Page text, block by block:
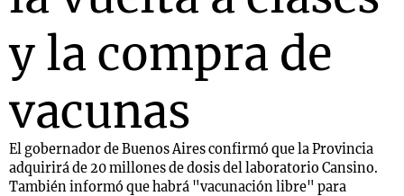
y la compra de
vacunas
El gobernador de Buenos Aires confirmó que la Provincia
adquirirá de 20 millones de dosis del laboratorio Cansino.
También informó que habrá "vacunación libre" para